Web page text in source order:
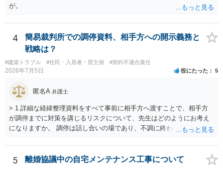
が。
4
簡易裁判所での調停資料、相手方への開示義務と
戦略は？
#建築トラブル #住民・入居者・買主側 #契約不適合責任
2026年7月5日 役にたった 5
匿名A 弁護士
> 1.詳細な経緯整理資料をすべて事前に相手方へ渡すことで、相手方
が調停までに対策を講じるリスクについて、先生はどのようにお考え
になりますか。 調停は話し合いの場であり、不調に終われば訴訟で解
いう姑息な手段は使えませんし、公平かつ納得のできる解決というの
は、当事者と裁判所が同じ主張と証拠関係を踏まえた上で初めて実現
できるものだと考えます。 > 2.また、開示する範囲や内容の見せ方に
5 離婚協議中の自宅メンテナンス工事について